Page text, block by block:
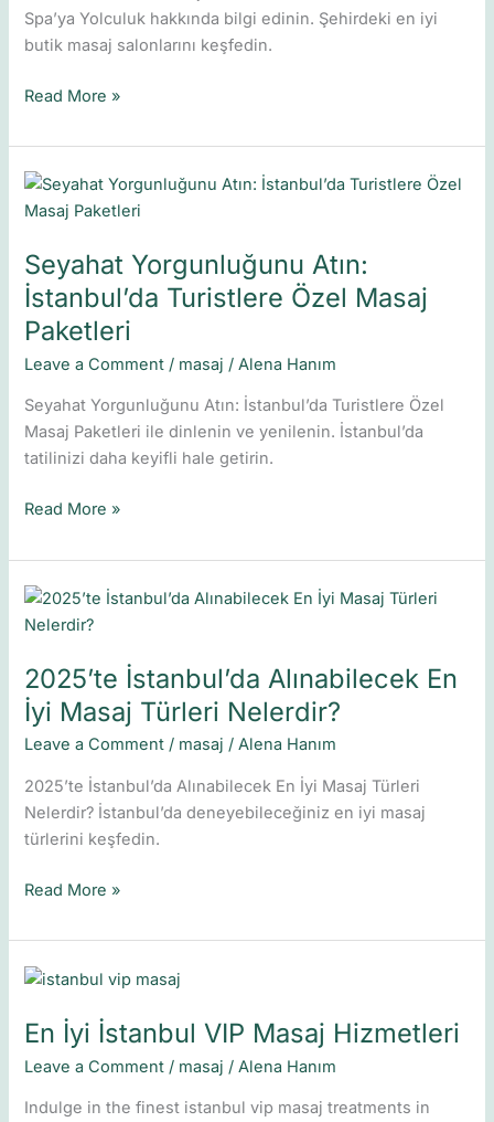
Spa’ya Yolculuk hakkında bilgi edinin. Şehirdeki en iyi
butik masaj salonlarını keşfedin.
Read More »
Seyahat Yorgunluğunu Atın:
İstanbul’da Turistlere Özel Masaj
Paketleri
Leave a Comment / masaj /Alena Hanım
Seyahat Yorgunluğunu Atın: İstanbul’da Turistlere Özel
Masaj Paketleri ile dinlenin ve yenilenin. İstanbul’da
tatilinizi daha keyifli hale getirin.
Seyahat
Yorgunluğunu
İstanbul’da
Turistlere
Özel
Masaj
Paketleri
Read More »
2025’te İstanbul’da Alınabilecek En
İyi Masaj Türleri Nelerdir?
Leave a Comment / masaj /Alena Hanım
2025’te İstanbul’da Alınabilecek En İyi Masaj Türleri
Nelerdir? İstanbul’da deneyebileceğiniz en iyi masaj
türlerini keşfedin.
2025’te
İstanbul’da
En
İyi
Masaj
Türleri
Nelerdir?
Read More »
En İyi İstanbul VIP Masaj Hizmetleri
Leave a Comment / masaj /Alena Hanım
Indulge in the finest istanbul vip masaj treatments in
En
İstanbul
VIP
Hizmetleri